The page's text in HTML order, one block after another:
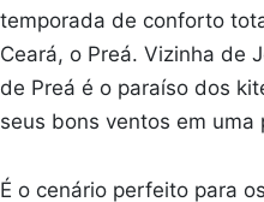
temporada de conforto
Ceará, o Preá. Vizinha de
de Preá é o paraíso dos
seus bons ventos em uma
É o cenário perfeito para